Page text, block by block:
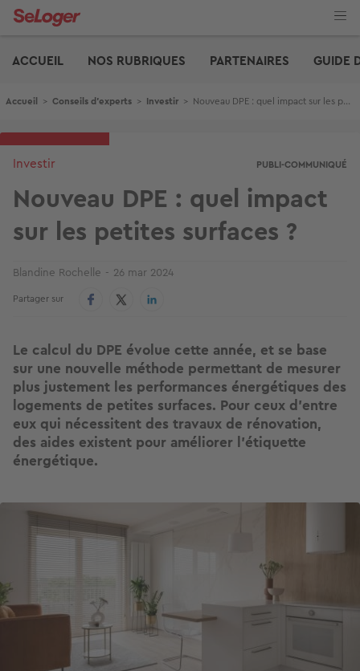
Aller
ACCUEIL
NOS RUBRIQUES PARTENAIRES GUIDE
Fil d'Ariane
Accueil > Conseils d'experts > Investir > Nouveau DPE : quel impact sur les petites surfaces ?
PUBLI-COMMUNIQUÉ
Investir
Nouveau DPE : quel impact
sur les petites surfaces ?
Blandine Rochelle 26 mar 2024
Partager sur
Le calcul du DPE évolue cette année, et se base
sur une nouvelle méthode permettant de mesurer
plus justement les performances énergétiques des
logements de petites surfaces. Pour ceux d’entre
eux qui nécessitent des travaux de rénovation,
des aides existent pour améliorer l’étiquette
énergétique.
Image